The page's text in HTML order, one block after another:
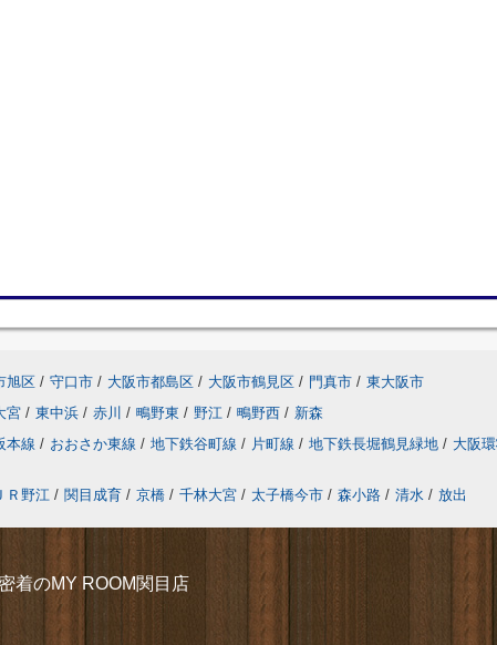
旭区 / 守口市 / 大阪市都島区 / 大阪市鶴見区 / 門真市 / 東大阪市
宮 / 東中浜 / 赤川 / 鴫野東 / 野江 / 鴫野西 / 新森
本線 / おおさか東線 / 地下鉄谷町線 / 片町線 / 地下鉄長堀鶴見緑地 / 大阪
Ｒ野江 / 関目成育 / 京橋 / 千林大宮 / 太子橋今市 / 森小路 / 清水 / 放出
着のMY ROOM関目店